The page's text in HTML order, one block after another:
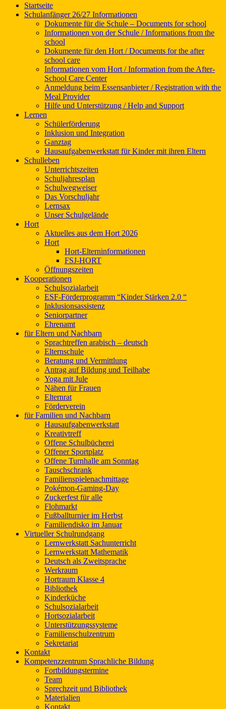
oben
scrollen
Startseite
Schulanfänger 26/27 Informationen
Dokumente für die Schule – Documents for school
Informationen von der Schule / Informations from the
school
Dokumente für den Hort / Documents for the after
school care
Informationen vom Hort / Information from the After-
School Care Center
Anmeldung beim Essensanbieter / Registration with the
Meal Provider
Hilfe und Unterstützung / Help and Support
Lernen
Schülerförderung
Inklusion und Integration
Ganztag
Hausaufgabenwerkstatt für Kinder mit ihren Eltern
Schulleben
Unterrichtszeiten
Schuljahresplan
Schulwegweiser
Das Vorschuljahr
Lernsax
Unser Schulgelände
Hort
Aktuelles aus dem Hort 2026
Hort
Hort-Elterninformationen
FSJ-HORT
Öffnungszeiten
Kooperationen
Schulsozialarbeit
ESF-Förderprogramm “Kinder Stärken 2.0 “
Inklusionsassistenz
Seniorpartner
Ehrenamt
für Eltern und Nachbarn
Sprachtreffen arabisch – deutsch
Elternschule
Beratung und Vermittlung
Antrag auf Bildung und Teilhabe
Yoga mit Jule
Nähen für Frauen
Elternrat
Förderverein
für Familien und Nachbarn
Hausaufgabenwerkstatt
Kreativtreff
Offene Schulbücherei
Offener Sportplatz
Offene Turnhalle am Sonntag
Tauschschrank
Familienspielenachmittage
Pokémon-Gaming-Day
Zuckerfest für alle
Flohmarkt
Fußballturnier im Herbst
Familiendisko im Januar
Virtueller Schulrundgang
Lernwerkstatt Sachunterricht
Lernwerkstatt Mathematik
Deutsch als Zweitsprache
Werkraum
Hortraum Klasse 4
Bibliothek
Kinderküche
Schulsozialarbeit
Hortsozialarbeit
Unterstützungssysteme
Familienschulzentrum
Sekretariat
Kontakt
Kompetenzzentrum Sprachliche Bildung
Fortbildungstermine
Team
Sprechzeit und Bibliothek
Materialien
Kontakt